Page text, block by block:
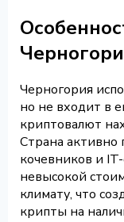
Черногория
но не входит в
криптовалют
Страна
кочевников и
невысокой
климату, что
крипты на